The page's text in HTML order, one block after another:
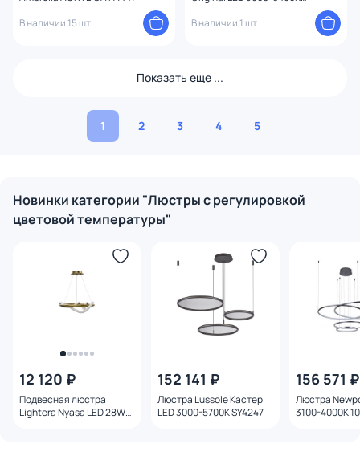
В наличии 15 шт.
FA433
В наличии 1 шт.
Показать еще ...
1 2 3 4 5
Новинки категории "Люстры с регулировкой
цветовой температуры"
12 120 ₽
Подвесная люстра
Lightera Nyasa LED 28W
152 141 ₽
Люстра Lussole Кастер
LED 3000-5700K SY4247
156 571 ₽
Люстра
3100-4000K